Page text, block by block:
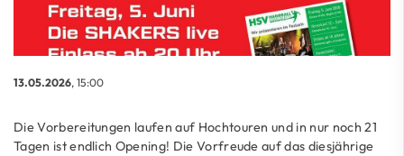
13.05.2026, 15:00
Die Vorbereitungen laufen auf Hochtouren und in nur noch 21
Tagen ist endlich Opening! Die Vorfreude auf das diesjährige